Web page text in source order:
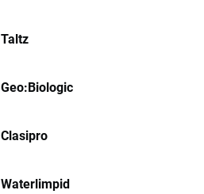
Taltz
Geo:Biologic
Clasipro
Waterlimpid